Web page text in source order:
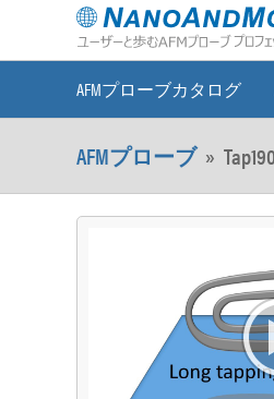
AFMプローブカタログ
AFMプローブ»